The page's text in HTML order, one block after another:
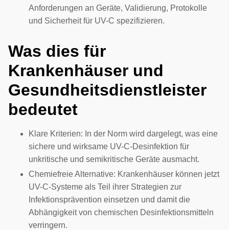
Anforderungen an Geräte, Validierung, Protokolle
und Sicherheit für UV-C spezifizieren.
Was dies für
Krankenhäuser und
Gesundheitsdienstleister
bedeutet
Klare Kriterien: In der Norm wird dargelegt, was eine
sichere und wirksame UV-C-Desinfektion für
unkritische und semikritische Geräte ausmacht.
Chemiefreie Alternative: Krankenhäuser können jetzt
UV-C-Systeme als Teil ihrer Strategien zur
Infektionsprävention einsetzen und damit die
Abhängigkeit von chemischen Desinfektionsmitteln
verringern.